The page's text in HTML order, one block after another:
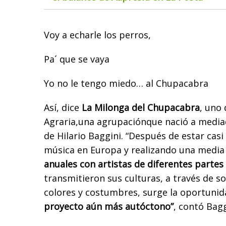
Voy a echarle los perros,
Pa´ que se vaya
Yo no le tengo miedo… al Chupacabra
Así, dice La Milonga del Chupacabra, uno
Agraria,una agrupaciónque nació a
de Hilario Baggini. “Después de estar
música en Europa y realizando una
anuales con artistas de diferentes
transmitieron sus culturas, a través de
colores y costumbres, surge la
proyecto aún más autóctono”, contó